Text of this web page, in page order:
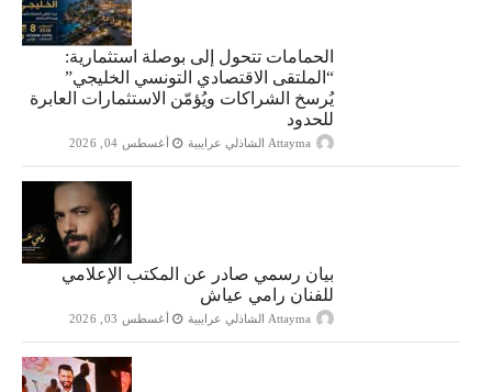
الحمامات تتحول إلى بوصلة استثمارية:
“الملتقى الاقتصادي التونسي الخليجي”
يُرسخ الشراكات ويُؤمّن الاستثمارات العابرة
للحدود
Attayma الشاذلي عرايبية أغسطس 04, 2026
بيان رسمي صادر عن المكتب الإعلامي
للفنان رامي عياش
Attayma الشاذلي عرايبية أغسطس 03, 2026